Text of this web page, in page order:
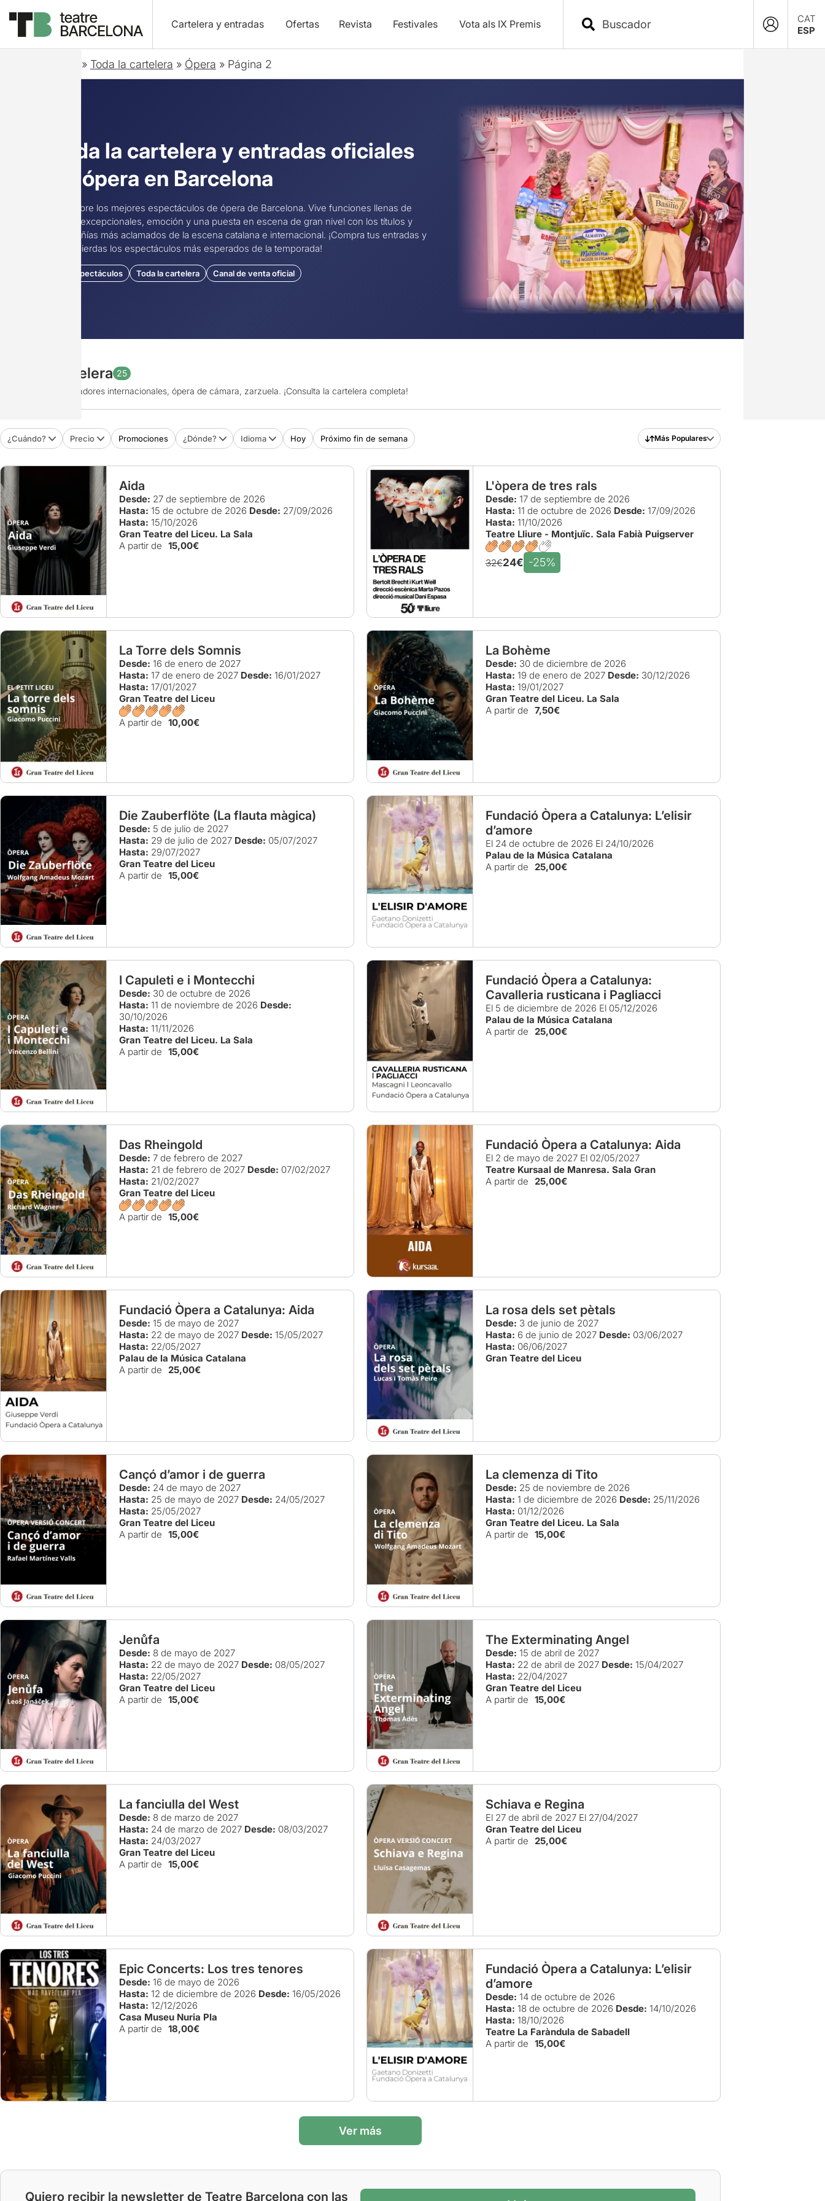
Cartelera y entradas Ofertas Revista Festivales Vota als IX Premis
CAT
ESP
» Toda la cartelera » Ópera » Página 2
Toda la cartelera y entradas oficiales
de ópera en Barcelona
Descubre los mejores espectáculos de ópera de Barcelona. Vive funciones llenas de
voces excepcionales, emoción y una puesta en escena de gran nivel con los títulos y
compañías más aclamados de la escena catalana e internacional. ¡Compra tus entradas y
no te pierdas los espectáculos más esperados de la temporada!
25 espectáculos Toda la cartelera Canal de venta oficial
Toda la cartelera 25
Títulos clásicos, creadores internacionales, ópera de cámara, zarzuela. ¡Consulta la cartelera completa!
¿Cuándo? Precio Promociones ¿Dónde? Idioma Hoy Próximo fin de semana Más Populares
Aida
Desde: 27 de septiembre de 2026
Hasta: 15 de octubre de 2026 Desde: 27/09/2026
Hasta: 15/10/2026
Gran Teatre del Liceu. La Sala
A partir de 15,00€
L'òpera de tres rals
Desde: 17 de septiembre de 2026
Hasta: 11 de octubre de 2026 Desde: 17/09/2026
Hasta: 11/10/2026
Teatre Lliure - Montjuïc. Sala Fabià Puigserver
32€24€ -25%
La Torre dels Somnis
Desde: 16 de enero de 2027
Hasta: 17 de enero de 2027 Desde: 16/01/2027
Hasta: 17/01/2027
Gran Teatre del Liceu
A partir de 10,00€
La Bohème
Desde: 30 de diciembre de 2026
Hasta: 19 de enero de 2027 Desde: 30/12/2026
Hasta: 19/01/2027
Gran Teatre del Liceu. La Sala
A partir de 7,50€
Die Zauberflöte (La flauta màgica)
Desde: 5 de julio de 2027
Hasta: 29 de julio de 2027 Desde: 05/07/2027
Hasta: 29/07/2027
Gran Teatre del Liceu
A partir de 15,00€
Fundació Òpera a Catalunya: L’elisir
d’amore
El 24 de octubre de 2026 El 24/10/2026
Palau de la Música Catalana
A partir de
25,00€
I Capuleti e i Montecchi
Desde: 30 de octubre de 2026
Hasta: 11 de noviembre de 2026 Desde:
30/10/2026
Hasta: 11/11/2026
Gran Teatre del Liceu. La Sala
A partir de 15,00€
Fundació Òpera a Catalunya:
Cavalleria rusticana i Pagliacci
El 5 de diciembre de 2026 El 05/12/2026
Palau de la Música Catalana
A partir de
25,00€
Das Rheingold
Desde: 7 de febrero de 2027
Hasta: 21 de febrero de 2027 Desde: 07/02/2027
Hasta: 21/02/2027
Gran Teatre del Liceu
A partir de 15,00€
Fundació Òpera a Catalunya: Aida
El 2 de mayo de 2027 El 02/05/2027
Teatre Kursaal de Manresa. Sala Gran
A partir de
25,00€
Fundació Òpera a Catalunya: Aida
Desde: 15 de mayo de 2027
Hasta: 22 de mayo de 2027 Desde: 15/05/2027
Hasta: 22/05/2027
Palau de la Música Catalana
A partir de
25,00€
La rosa dels set pètals
Desde: 3 de junio de 2027
Hasta: 6 de junio de 2027 Desde: 03/06/2027
Hasta: 06/06/2027
Gran Teatre del Liceu
Cançó d’amor i de guerra
Desde: 24 de mayo de 2027
Hasta: 25 de mayo de 2027 Desde: 24/05/2027
Hasta: 25/05/2027
Gran Teatre del Liceu
A partir de 15,00€
La clemenza di Tito
Desde: 25 de noviembre de 2026
Hasta: 1 de diciembre de 2026 Desde: 25/11/2026
Hasta: 01/12/2026
Gran Teatre del Liceu. La Sala
A partir de 15,00€
Jenůfa
Desde: 8 de mayo de 2027
Hasta: 22 de mayo de 2027 Desde: 08/05/2027
Hasta: 22/05/2027
Gran Teatre del Liceu
A partir de 15,00€
The Exterminating Angel
Desde: 15 de abril de 2027
Hasta: 22 de abril de 2027 Desde: 15/04/2027
Hasta: 22/04/2027
Gran Teatre del Liceu
A partir de 15,00€
La fanciulla del West
Desde: 8 de marzo de 2027
Hasta: 24 de marzo de 2027 Desde: 08/03/2027
Hasta: 24/03/2027
Gran Teatre del Liceu
A partir de 15,00€
Schiava e Regina
El 27 de abril de 2027 El 27/04/2027
Gran Teatre del Liceu
A partir de
25,00€
Epic Concerts: Los tres tenores
Desde: 16 de mayo de 2026
Hasta: 12 de diciembre de 2026 Desde: 16/05/2026
Hasta: 12/12/2026
Casa Museu Nuria Pla
A partir de 18,00€
Fundació Òpera a Catalunya: L’elisir
d’amore
Desde: 14 de octubre de 2026
Hasta: 18 de octubre de 2026 Desde: 14/10/2026
Hasta: 18/10/2026
Teatre La Faràndula de Sabadell
A partir de 15,00€
Ver más
Quiero recibir la newsletter de Teatre Barcelona con las